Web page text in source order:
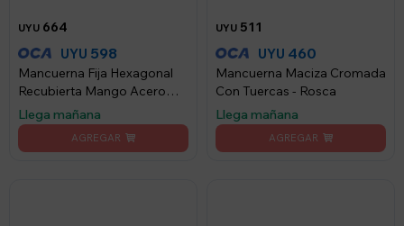
UYU 664
UYU 598
Mancuerna Fija Hexagonal
Recubierta Mango Acero
Lumax 5KG
Llega mañana
UYU 511
UYU 460
Mancuerna Maciza Cromada
Con Tuercas - Rosca
Llega mañana